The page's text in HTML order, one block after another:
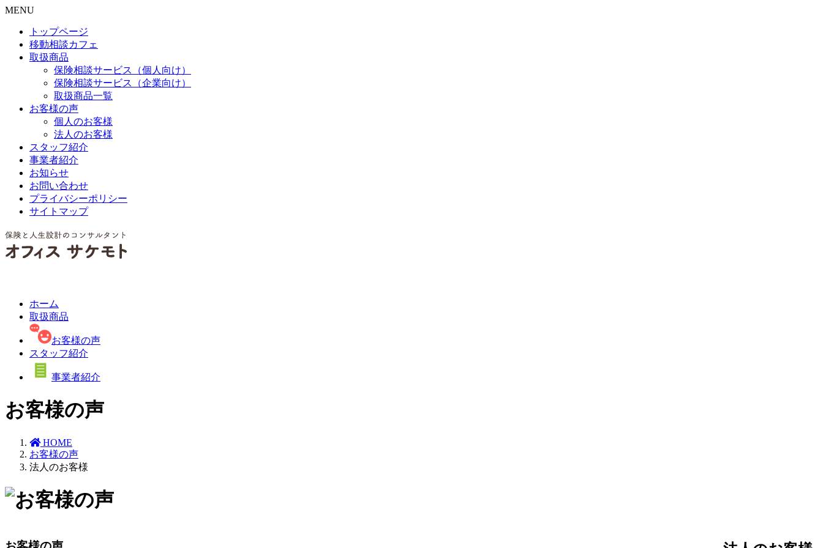
MENU
トップページ
移動相談カフェ
取扱商品
保険相談サービス（個人向け）
保険相談サービス（企業向け）
取扱商品一覧
お客様の声
個人のお客様
法人のお客様
スタッフ紹介
事業者紹介
お知らせ
お問い合わせ
プライバシーポリシー
サイトマップ
ホーム
取扱商品
お客様の声
スタッフ紹介
事業者紹介
お客様の声
HOME
お客様の声
法人のお客様